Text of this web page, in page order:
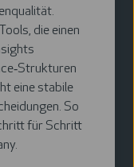
die einen
eine stabile
So
für Schritt